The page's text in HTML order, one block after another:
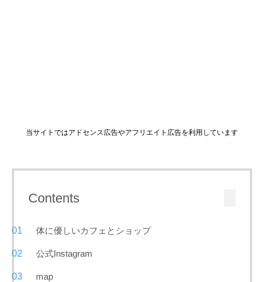
当サイトではアドセンス広告やアフリエイト広告を利用しています
Contents
体に優しいカフェとショップ
公式Instagram
map